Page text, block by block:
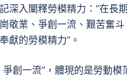
深入闡釋勞模精力：“在長
敬業、爭創一流、艱苦奮
獻的勞模精力”。
爭創一流”，體現的是勞動模